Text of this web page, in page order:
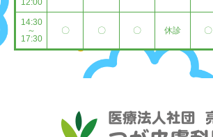
12:00
14:30
～
17:30
〇 〇 〇 休診 〇